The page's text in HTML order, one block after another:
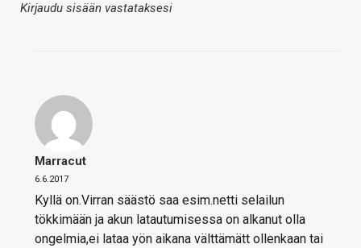
Kirjaudu sisään vastataksesi
Marracut
6.6.2017
Kyllä on.Virran säästö saa esim.netti selailun
tökkimään ja akun latautumisessa on alkanut olla
ongelmia,ei lataa yön aikana välttämätt ollenkaan tai